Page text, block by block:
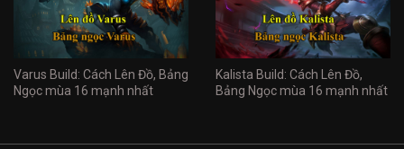
Varus Build: Cách Lên Đồ, Bảng
Ngọc mùa 16 mạnh nhất
Kalista Build: Cách Lên Đồ,
Bảng Ngọc mùa 16 mạnh nhất